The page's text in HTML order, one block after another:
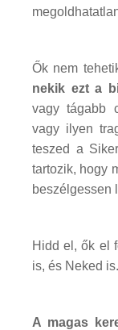
Ők nem
nekik ezt a
vagy tágabb
vagy ilyen
teszed a
tartozik, hogy
beszélgessen
Hidd el, ők el
is, és Neked
A magas